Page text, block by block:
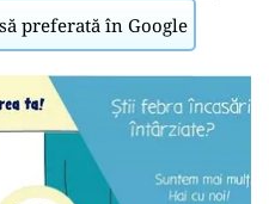
preferată în Google